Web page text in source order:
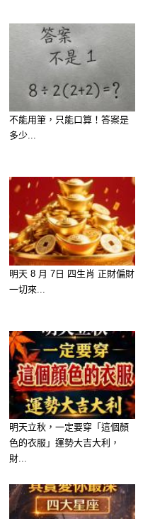
是礙眼的存在。
，要時時刻刻注
多人願意著你一
上，也應該尊敬
」者的人際關係
朋友總是源源不
能融化他人的
。然而，不太穩
羈的人有時候會
如果放鬆太過
笑就能帶過去的
看看你認真的一
要動手的！
不能用筆，只能口算！答案是
多少...
明天 8 月 7日 四生肖 正財偏財
一切來...
明天立秋，一定要穿「這個顏
色的衣服」運勢大吉大利，
財...